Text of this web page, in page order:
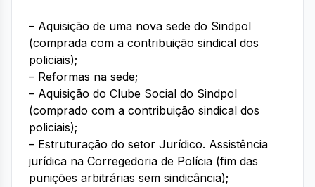
– Aquisição de uma nova sede do Sindpol
(comprada com a contribuição sindical dos
policiais);
– Reformas na sede;
– Aquisição do Clube Social do Sindpol
(comprado com a contribuição sindical dos
policiais);
– Estruturação do setor Jurídico. Assistência
jurídica na Corregedoria de Polícia (fim das
punições arbitrárias sem sindicância);